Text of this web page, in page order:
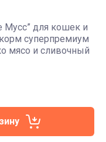
Мусс” для кошек и
суперпремиум
мясо и сливочный